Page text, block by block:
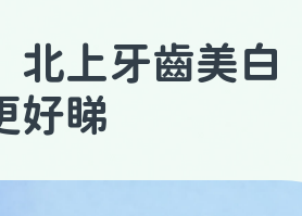
北上牙齒美白
好睇